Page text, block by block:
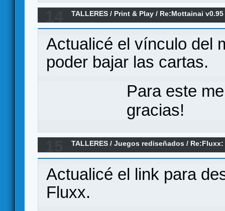
TALLERES / Print & Play / Re:Mottainai
Actualicé el vínculo del
poder bajar las cartas.
Para este
gracias!
TALLERES /Juegos rediseñados /
Actualicé el link para
Fluxx.